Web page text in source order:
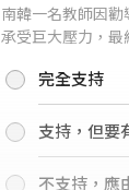
南韓一名教師因勸
承受巨大壓力，
你支持老師適度管
完全支持
支持，但要
不支持，應